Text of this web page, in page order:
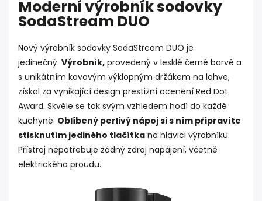
Moderní výrobník sodovky
SodaStream DUO
Nový výrobník sodovky SodaStream DUO je
jedinečný. Výrobník, provedený v lesklé černé barvě a
s unikátním kovovým výklopným držákem na lahve,
získal za vynikající design prestižní ocenění Red Dot
Award. Skvěle se tak svým vzhledem hodí do každé
kuchyně. Oblíbený perlivý nápoj si s ním připravíte
stisknutím jediného tlačítka na hlavici výrobníku.
Přístroj nepotřebuje žádný zdroj napájení, včetně
elektrického proudu.